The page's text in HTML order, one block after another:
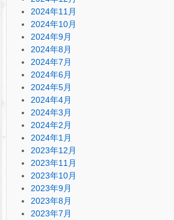
2024年11月
2024年10月
2024年9月
2024年8月
2024年7月
2024年6月
2024年5月
2024年4月
2024年3月
2024年2月
2024年1月
2023年12月
2023年11月
2023年10月
2023年9月
2023年8月
2023年7月